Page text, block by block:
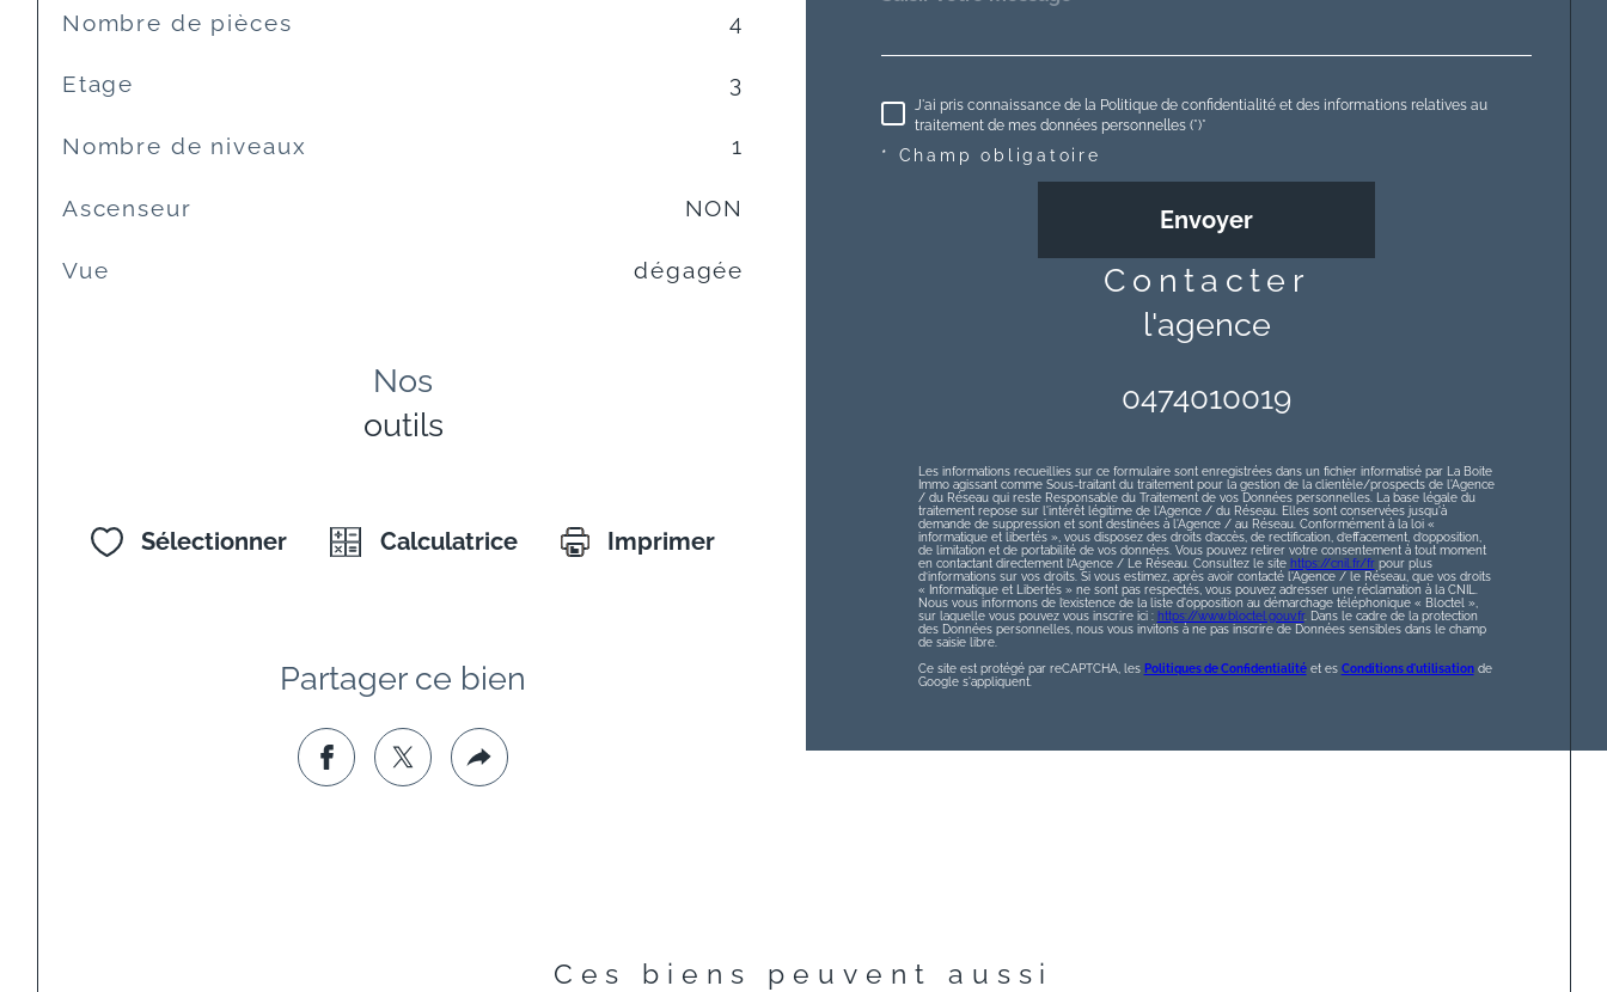
Nombre de pièces 4
Etage 3
Nombre de niveaux 1
Ascenseur NON
Vue dégagée
Nos
outils
Sélectionner Calculatrice Imprimer
Partager ce bien
J'ai pris connaissance de la Politique de confidentialité et des informations relatives au
traitement de mes données personnelles (*)*
* Champ obligatoire
Envoyer
contacter
l'agence
0474010019
Les informations recueillies sur ce formulaire sont enregistrées dans un fichier informatisé par La Boite
Immo agissant comme Sous-traitant du traitement pour la gestion de la clientèle/prospects de l'Agence
/ du Réseau qui reste Responsable du Traitement de vos Données personnelles. La base légale du
traitement repose sur l'intérêt légitime de l'Agence / du Réseau. Elles sont conservées jusqu'à
demande de suppression et sont destinées à l'Agence / au Réseau. Conformément à la loi «
informatique et libertés », vous disposez des droits d’accès, de rectification, d’effacement, d’opposition,
de limitation et de portabilité de vos données. Vous pouvez retirer votre consentement à tout moment
en contactant directement l’Agence / Le Réseau. Consultez le site https://cnil.fr/frpour plus
d’informations sur vos droits. Si vous estimez, après avoir contacté l'Agence / le Réseau, que vos droits
« Informatique et Libertés » ne sont pas respectés, vous pouvez adresser une réclamation à la CNIL.
Nous vous informons de l’existence de la liste d'opposition au démarchage téléphonique « Bloctel »,
sur laquelle vous pouvez vous inscrire ici : https://www.bloctel.gouv.fr. Dans le cadre de la protection
des Données personnelles, nous vous invitons à ne pas inscrire de Données sensibles dans le champ
de saisie libre.
Ce site est protégé par reCAPTCHA, les Politiques de Confidentialitéet es Conditions d'utilisationde
Google s'appliquent.
Ces biens peuvent aussi